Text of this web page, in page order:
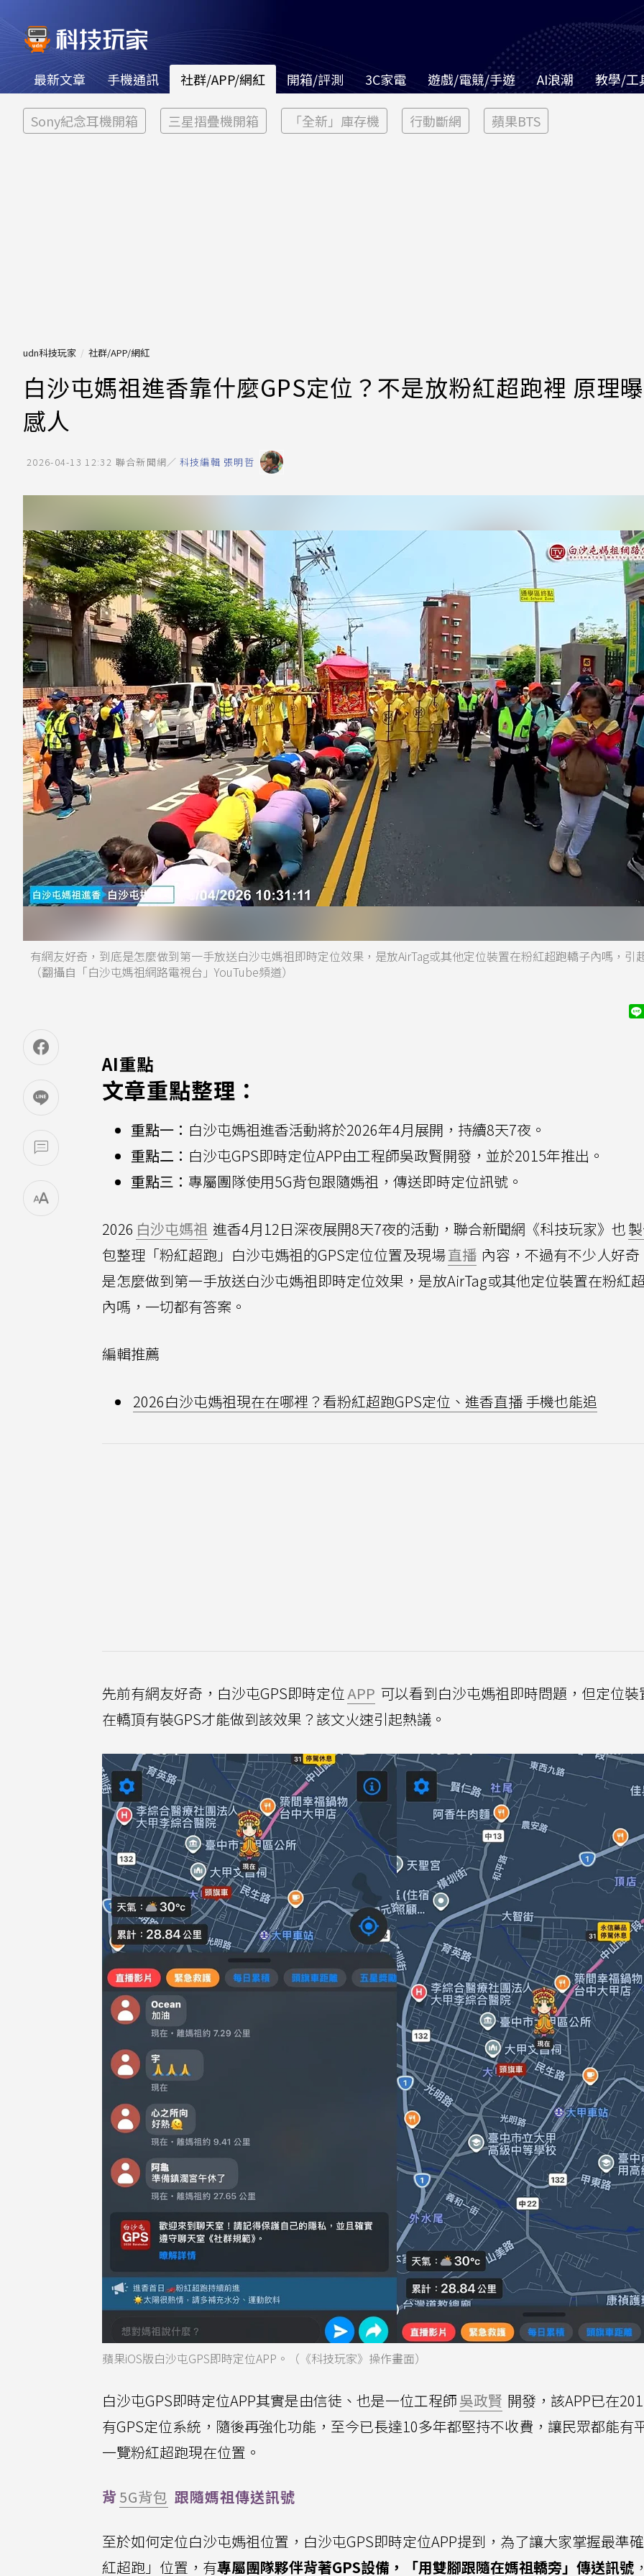
最新文章 手機通訊 社群/APP/網紅 開箱/評測 3C家電 遊戲/電競/手遊 AI浪潮 教學/工
Sony紀念耳機開箱 三星摺疊機開箱 「全新」庫存機 行動斷網 蘋果BTS
udn科技玩家 社群/APP/網紅
白沙屯媽祖進香靠什麼GPS定位？不是放粉紅超跑裡 原理
感人
2026-04-13 12:32 聯合新聞網／ 科技編輯 張明哲
有網友好奇，到底是怎麼做到第一手放送白沙屯媽祖即時定位效果，是放AirTag或其他定位裝置在粉紅超跑轎子內嗎，引
（翻攝自「白沙屯媽祖網路電視台」YouTube頻道）
AI重點
文章重點整理：
重點一： 白沙屯媽祖進香活動將於2026年4月展開，持續8天7夜。
重點二： 白沙屯GPS即時定位APP由工程師吳政賢開發，並於2015年推出。
重點三： 專屬團隊使用5G背包跟隨媽祖，傳送即時定位訊號。
2026 白沙屯媽祖 進香4月12日深夜展開8天7夜的活動，聯合新聞網《科技玩家》也
包整理「粉紅超跑」白沙屯媽祖的GPS定位位置及現場直播 內容，不過有不少人好
是怎麼做到第一手放送白沙屯媽祖即時定位效果，是放AirTag或其他定位裝置在粉紅
內嗎，一切都有答案。
編輯推薦
2026白沙屯媽祖現在在哪裡？看粉紅超跑GPS定位、進香直播 手機也能追
先前有網友好奇，白沙屯GPS即時定位APP 可以看到白沙屯媽祖即時問題，但定位裝
在轎頂有裝GPS才能做到該效果？該文火速引起熱議。
蘋果iOS版白沙屯GPS即時定位APP。（《科技玩家》操作畫面）
白沙屯GPS即時定位APP其實是由信徒、也是一位工程師吳政賢 開發，該APP已在
有GPS定位系統，隨後再強化功能，至今已長達10多年都堅持不收費，讓民眾都能有
一覽粉紅超跑現在位置。
背5G背包 跟隨媽祖傳送訊號
至於如何定位白沙屯媽祖位置，白沙屯GPS即時定位APP提到，為了讓大家掌握最準
紅超跑」位置，有專屬團隊夥伴背著GPS設備，「用雙腳跟隨在媽祖轎旁」傳送訊號